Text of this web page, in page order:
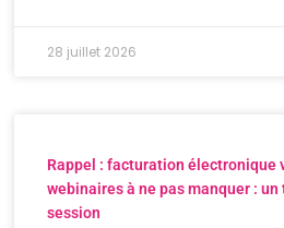
28 juillet 2026
Rappel : facturation électronique
webinaires à ne pas manquer :
session